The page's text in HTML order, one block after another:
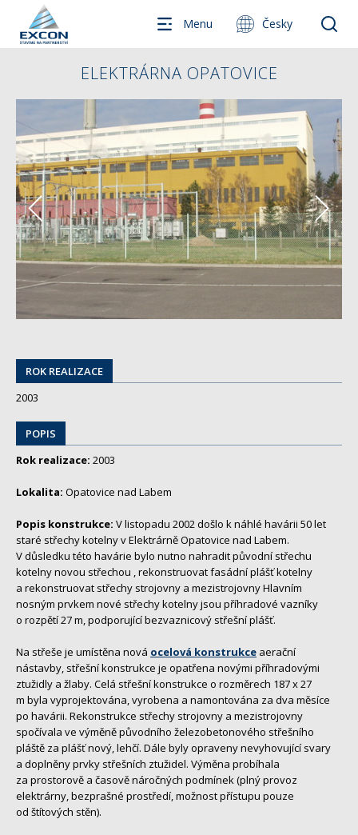
Menu Česky
ELEKTRÁRNA OPATOVICE
ROK REALIZACE
2003
POPIS
Rok realizace: 2003
Lokalita: Opatovice nad Labem
Popis konstrukce: V listopadu 2002 došlo k náhlé havárii 50 let
staré střechy kotelny v Elektrárně Opatovice nad Labem.
V důsledku této havárie bylo nutno nahradit původní střechu
kotelny novou střechou , rekonstruovat fasádní plášť kotelny
a rekonstruovat střechy strojovny a mezistrojovny Hlavním
nosným prvkem nové střechy kotelny jsou příhradové vazníky
o rozpětí 27 m, podporující bezvaznicový střešní plášť.
Na střeše je umístěna nová ocelová konstrukce aerační
nástavby, střešní konstrukce je opatřena novými příhradovými
ztužidly a žlaby. Celá střešní konstrukce o rozměrech 187 x 27
m byla vyprojektována, vyrobena a namontována za dva měsíce
po havárii. Rekonstrukce střechy strojovny a mezistrojovny
spočívala ve výměně původního železobetonového střešního
pláště za plášť nový, lehčí. Dále byly opraveny nevyhovující svary
a doplněny prvky střešních ztužidel. Výměna probíhala
za prostorově a časově náročných podmínek (plný provoz
elektrárny, bezprašné prostředí, možnost přístupu pouze
od štítových stěn).